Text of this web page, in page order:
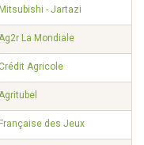
Mitsubishi - Jartazi
La Mondiale
Agricole
Française des Jeux